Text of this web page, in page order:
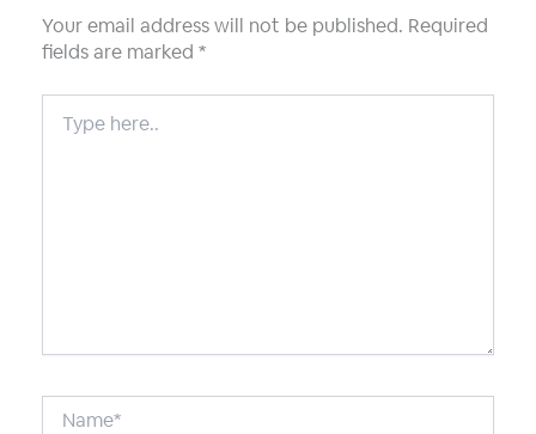
Your email address will not be published. Required
fields are marked *
here..